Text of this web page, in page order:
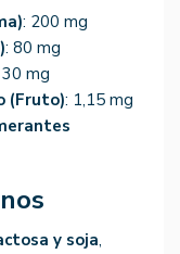
: 200 mg
: 80 mg
30 mg
(Fruto): 1,15 mg
y soja,